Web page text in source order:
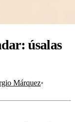
úsalas
Márquez•